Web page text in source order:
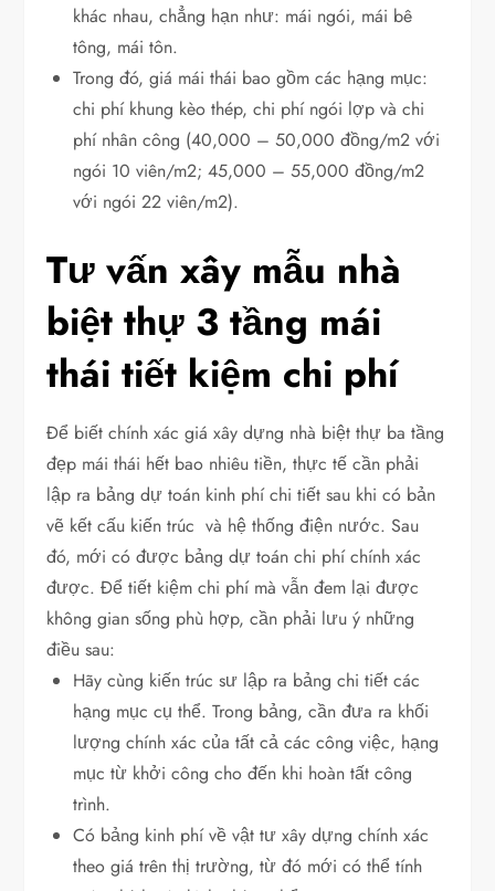
khác nhau, chẳng hạn như: mái ngói, mái bê
tông, mái tôn.
Trong đó, giá mái thái bao gồm các hạng mục:
chi phí khung kèo thép, chi phí ngói lợp và chi
phí nhân công (40,000 – 50,000 đồng/m2 với
ngói 10 viên/m2; 45,000 – 55,000 đồng/m2
với ngói 22 viên/m2).
Tư vấn xây mẫu nhà
biệt thự 3 tầng mái
thái tiết kiệm chi phí
Để biết chính xác giá xây dựng nhà biệt thự ba tầng
đẹp mái thái hết bao nhiêu tiền, thực tế cần phải
lập ra bảng dự toán kinh phí chi tiết sau khi có bản
vẽ kết cấu kiến trúc và hệ thống điện nước. Sau
đó, mới có được bảng dự toán chi phí chính xác
được. Để tiết kiệm chi phí mà vẫn đem lại được
không gian sống phù hợp, cần phải lưu ý những
điều sau:
Hãy cùng kiến trúc sư lập ra bảng chi tiết các
hạng mục cụ thể. Trong bảng, cần đưa ra khối
lượng chính xác của tất cả các công việc, hạng
mục từ khởi công cho đến khi hoàn tất công
trình.
Có bảng kinh phí về vật tư xây dựng chính xác
theo giá trên thị trường, từ đó mới có thể tính